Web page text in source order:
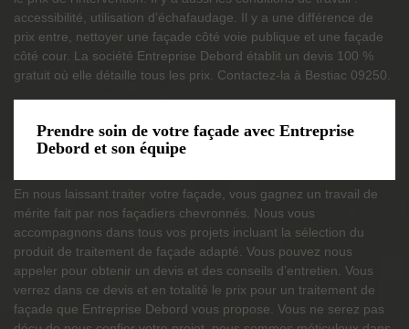
accessibilité, utilisation d’échafaudage. Il y a une différence de
prix entre, nettoyer une façade côté voie publique et une façade
côté cour. La société Entreprise Debord établit un devis 100 %
gratuit où elle détaille tous les prix. Contactez-la à Bestiac 09250.
Prendre soin de votre façade avec Entreprise
Debord et son équipe
En nous laissant traiter votre façade, vous gagnez un travail de
mérite fait par nos façadiers chevronnés. Nous vous
accompagnons dans tous vos projets incluant la sélection du
produit de traitement de façade adapté. Vous pouvez nous
appeler pour obtenir un devis et des conseils d’entretien. Vous
verrez dans ce devis et en totalité le prix pour un traitement de
façade que Entreprise Debord vous propose. Vous ne serez pas